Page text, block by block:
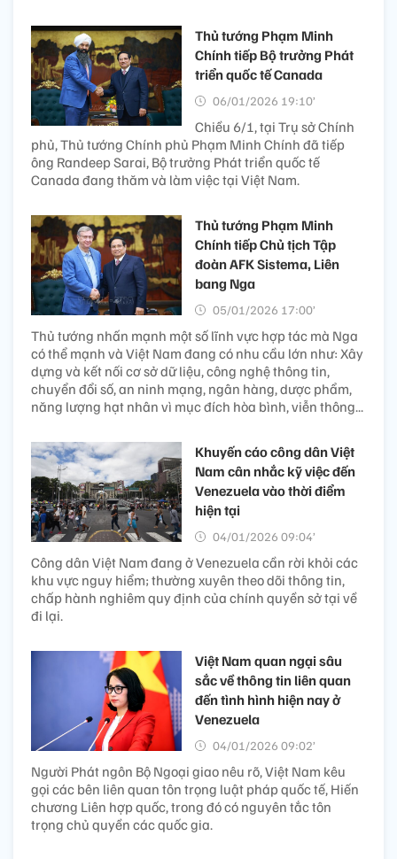
Thủ tướng Phạm Minh
Chính tiếp Bộ trưởng Phát
triển quốc tế Canada
06/01/2026 19:10’
Chiều 6/1, tại Trụ sở Chính
phủ, Thủ tướng Chính phủ Phạm Minh Chính đã tiếp
ông Randeep Sarai, Bộ trưởng Phát triển quốc tế
Canada đang thăm và làm việc tại Việt Nam.
Thủ tướng Phạm Minh
Chính tiếp Chủ tịch Tập
đoàn AFK Sistema, Liên
bang Nga
05/01/2026 17:00’
Thủ tướng nhấn mạnh một số lĩnh vực hợp tác mà Nga
có thể mạnh và Việt Nam đang có nhu cầu lớn như: Xây
dựng và kết nối cơ sở dữ liệu, công nghệ thông tin,
chuyển đổi số, an ninh mạng, ngân hàng, dược phẩm,
năng lượng hạt nhân vì mục đích hòa bình, viễn thông...
Khuyến cáo công dân Việt
Nam cân nhắc kỹ việc đến
Venezuela vào thời điểm
hiện tại
04/01/2026 09:04’
Công dân Việt Nam đang ở Venezuela cần rời khỏi các
khu vực nguy hiểm; thường xuyên theo dõi thông tin,
chấp hành nghiêm quy định của chính quyền sở tại về
đi lại.
Việt Nam quan ngại sâu
sắc về thông tin liên quan
đến tình hình hiện nay ở
Venezuela
04/01/2026 09:02’
Người Phát ngôn Bộ Ngoại giao nêu rõ, Việt Nam kêu
gọi các bên liên quan tôn trọng luật pháp quốc tế, Hiến
chương Liên hợp quốc, trong đó có nguyên tắc tôn
trọng chủ quyền các quốc gia.